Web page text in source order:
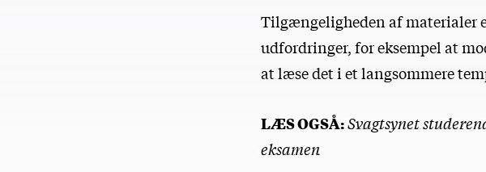
Tilgængeligheden af materialer
udfordringer, for eksempel at
at læse det i et langsommere
LÆS OGSÅ:Svagtsynet
eksamen